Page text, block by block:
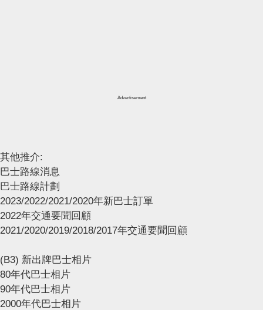
Advertisement
其他推介:
巴士路線消息
巴士路線計劃
2023/2022/2021/2020年新巴士訂單
2022年交通要聞回顧
2021/2020/2019/2018/2017年交通要聞回顧
(B3) 新出牌巴士相片
80年代巴士相片
90年代巴士相片
2000年代巴士相片